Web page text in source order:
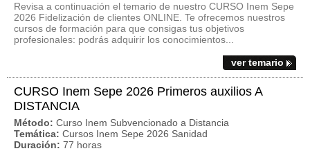
Revisa a continuación el temario de nuestro CURSO Inem Sepe
2026 Fidelización de clientes ONLINE. Te ofrecemos nuestros
cursos de formación para que consigas tus objetivos
profesionales: podrás adquirir los conocimientos...
ver temario
CURSO Inem Sepe 2026 Primeros auxilios A
DISTANCIA
Método: Curso Inem Subvencionado a Distancia
Temática: Cursos Inem Sepe 2026 Sanidad
Duración: 77 horas